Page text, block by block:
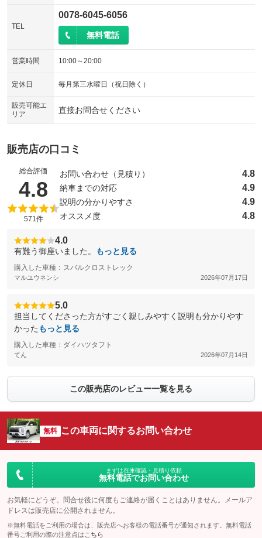
TEL
0078-6045-6056
無料電話
営業時間 10:00～20:00
定休日 毎月第三水曜日（祝日除く）
販売可能エ
リア
直接お問合せください
販売店の口コミ
総合評価
4.8 （5点満点中）
571件
お問い合わせ（見積り） 4.8
納車までの対応 4.9
説明の分かりやすさ 4.9
オススメ度 4.8
4.0
有難う御座いました。 もっと見る
購入した車種：スバルクロストレック
マルユウネンシ 2026年07月17日
5.0
担当してくださった方がすごく親しみやすく説明も分かりやす
かった もっと見る
購入した車種：ダイハツタフト
てん 2026年07月14日
この販売店のレビュー一覧を見る
無料 この車両に関するお問い合わせ
まずは在庫確認・見積り依頼
無料電話でお問い合わせ
お気軽にどうぞ。問合せ後に何度もご連絡が届くことはありません。メールア
ドレスは販売店に公開されません。
※無料電話をご利用の場合は、販売店へお客様の電話番号が通知されます。無料電話
番号ご利用の際の注意点は こちら